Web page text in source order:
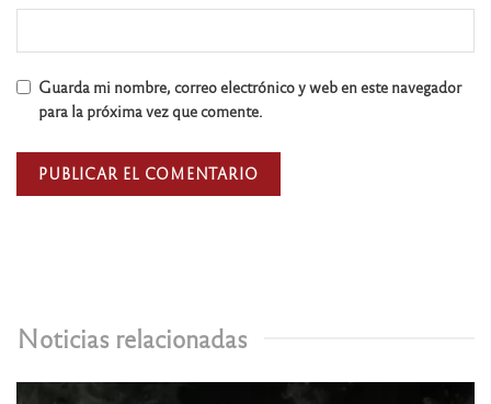
Noticias relacionadas
Guarda mi nombre, correo electrónico y web en este navegador
para la próxima vez que comente.